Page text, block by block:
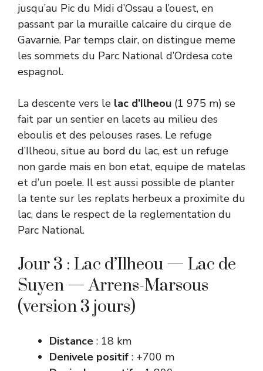
jusqu’au Pic du Midi d’Ossau a l’ouest, en
passant par la muraille calcaire du cirque de
Gavarnie. Par temps clair, on distingue meme
les sommets du Parc National d’Ordesa cote
espagnol.
La descente vers le lac d’Ilheou (1 975 m) se
fait par un sentier en lacets au milieu des
eboulis et des pelouses rases. Le refuge
d’Ilheou, situe au bord du lac, est un refuge
non garde mais en bon etat, equipe de matelas
et d’un poele. Il est aussi possible de planter
la tente sur les replats herbeux a proximite du
lac, dans le respect de la reglementation du
Parc National.
Jour 3 : Lac d’Ilheou — Lac de
Suyen — Arrens-Marsous
(version 3 jours)
Distance : 18 km
Denivele positif : +700 m